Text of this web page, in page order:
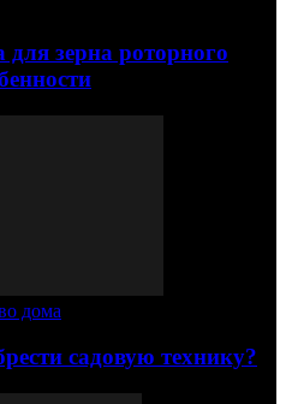
для зерна роторного
дома
садовую технику?